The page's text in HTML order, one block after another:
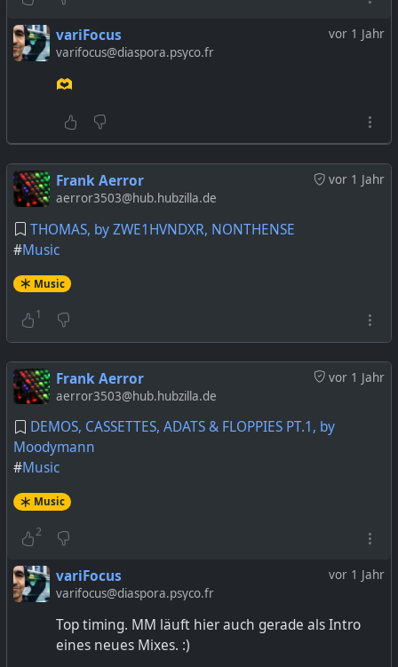
vor 1 Jahr
variFocus
varifocus@diaspora.psyco.fr
🫶
vor 1 Jahr
Frank Aerror
aerror3503@hub.hubzilla.de
THOMAS, by ZWE1HVNDXR, NONTHENSE
#Music
Music
1
vor 1 Jahr
Frank Aerror
aerror3503@hub.hubzilla.de
DEMOS, CASSETTES, ADATS & FLOPPIES PT.1, by
Moodymann
#Music
Music
2
vor 1 Jahr
variFocus
varifocus@diaspora.psyco.fr
Top timing. MM läuft hier auch gerade als Intro
eines neues Mixes. :)